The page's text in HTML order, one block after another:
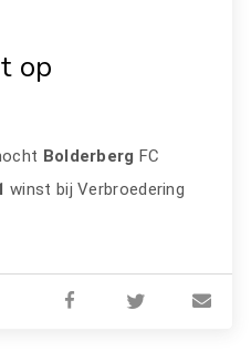
op
Bolderberg FC
winst bij Verbroedering